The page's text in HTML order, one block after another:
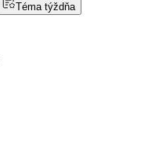
Téma týždňa